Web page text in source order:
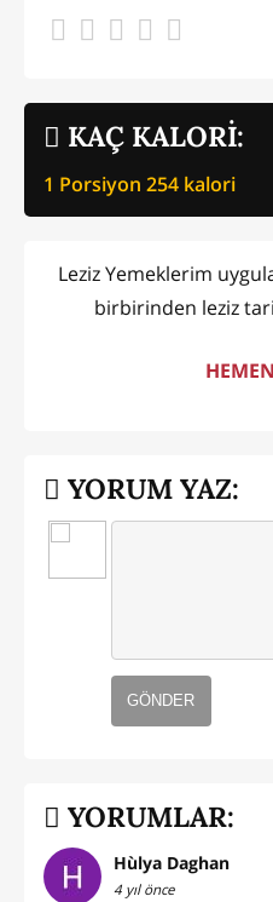
KAÇ KALORİ:
1 Porsiyon 254 kalori
Leziz Yemeklerim
birbirinden leziz
YORUM YAZ:
GÖNDER
YORUMLAR:
Hùlya Daghan
4 yıl önce